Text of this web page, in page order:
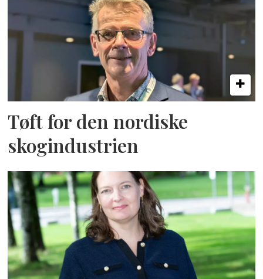
Tøft for den nordiske
skogindustrien